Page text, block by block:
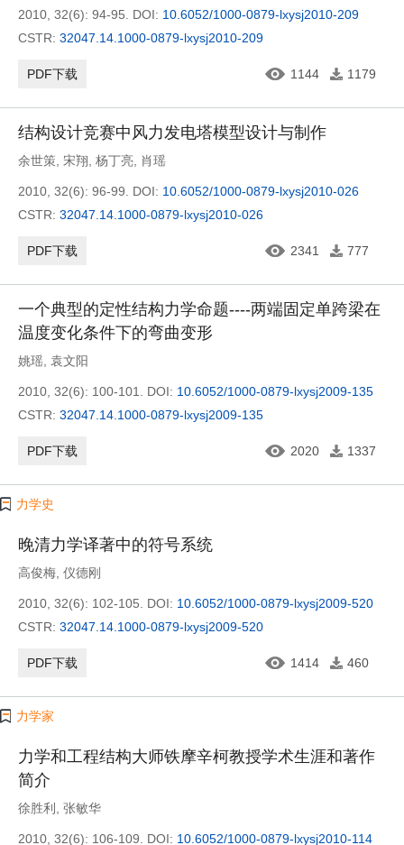
2010, 32(6): 94-95. DOI: 10.6052/1000-0879-lxysj2010-209
CSTR: 32047.14.1000-0879-lxysj2010-209
PDF下载 1144 1179
结构设计竞赛中风力发电塔模型设计与制作
余世策 宋翔 杨丁亮 肖瑶
2010, 32(6): 96-99. DOI: 10.6052/1000-0879-lxysj2010-026
CSTR: 32047.14.1000-0879-lxysj2010-026
PDF下载 2341 777
一个典型的定性结构力学命题----两端固定单跨梁在
温度变化条件下的弯曲变形
姚瑶 袁文阳
2010, 32(6): 100-101. DOI: 10.6052/1000-0879-lxysj2009-135
CSTR: 32047.14.1000-0879-lxysj2009-135
PDF下载 2020 1337
力学史
晚清力学译著中的符号系统
高俊梅 仪德刚
2010, 32(6): 102-105. DOI: 10.6052/1000-0879-lxysj2009-520
CSTR: 32047.14.1000-0879-lxysj2009-520
PDF下载 1414 460
力学家
力学和工程结构大师铁摩辛柯教授学术生涯和著作
简介
徐胜利 张敏华
2010, 32(6): 106-109. DOI: 10.6052/1000-0879-lxysj2010-114